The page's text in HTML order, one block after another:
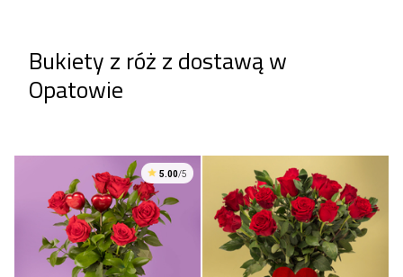
Bukiety z róż z dostawą w
Opatowie
5.00/5